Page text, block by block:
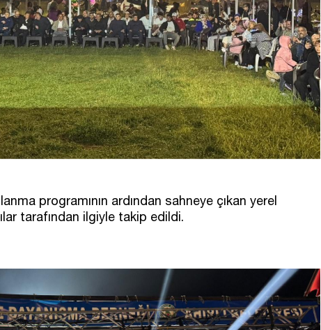
programının ardından sahneye çıkan yerel
tarafından ilgiyle takip edildi.